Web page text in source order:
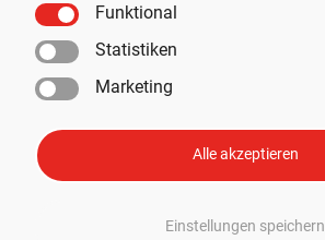
Funktional
Statistiken
Marketing
Alle akzeptieren
Einstellungen speichern